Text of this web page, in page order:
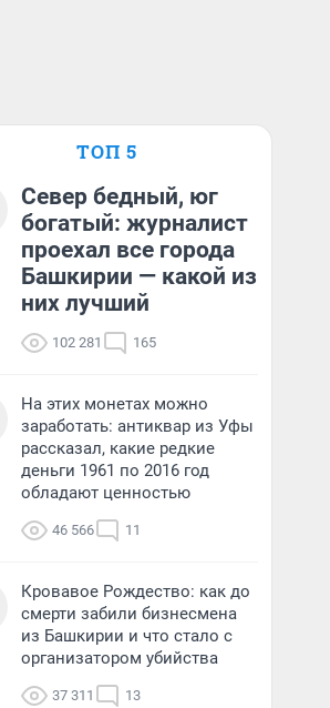
ТОП 5
Север бедный, юг
богатый: журналист
проехал все города
Башкирии — какой из
них лучший
102 281 165
На этих монетах можно
заработать: антиквар из Уфы
рассказал, какие редкие
деньги 1961 по 2016 год
обладают ценностью
46 566 11
Кровавое Рождество: как до
смерти забили бизнесмена
из Башкирии и что стало с
организатором убийства
37 311 13